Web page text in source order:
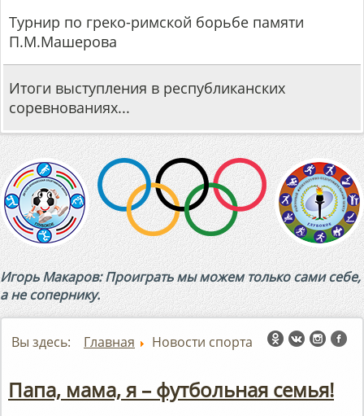
Турнир по греко-римской борьбе памяти
П.М.Машерова
Итоги выступления в республиканских
соревнованиях...
Игорь Макаров: Проиграть мы можем только сами себе,
а не сопернику.
Вы здесь: Главная Новости спорта
Папа, мама, я – футбольная семья!